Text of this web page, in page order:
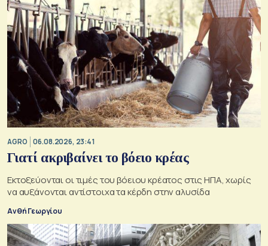
AGRO 06.08.2026, 23:41
Γιατί ακριβαίνει το βόειο κρέας
Εκτοξεύονται οι τιμές του βόειου κρέατος στις ΗΠΑ, χωρίς
να αυξάνονται αντίστοιχα τα κέρδη στην αλυσίδα
Ανθή Γεωργίου